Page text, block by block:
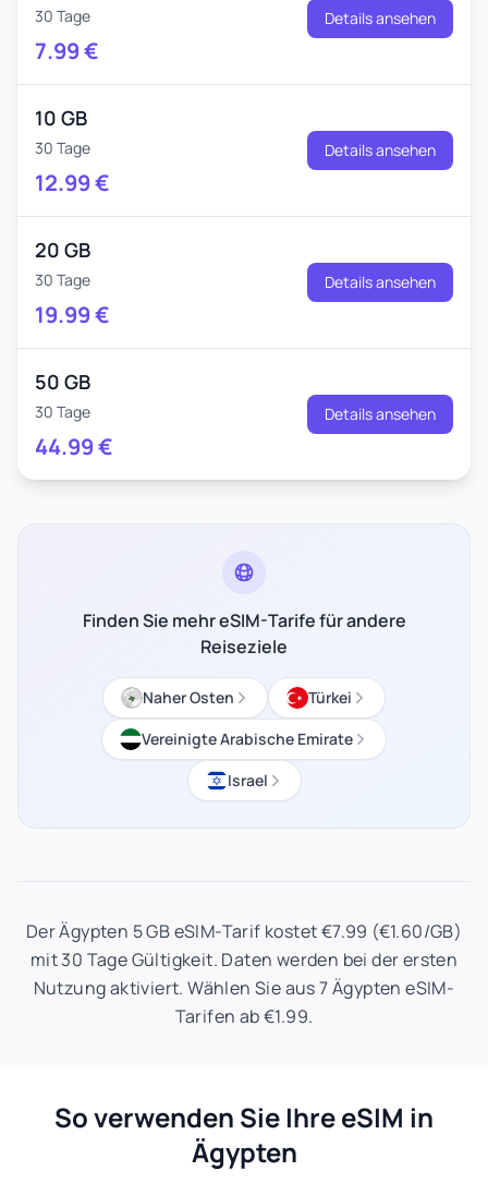
30 Tage
7.99€
Details ansehen
10 GB
30 Tage
12.99€
Details ansehen
20 GB
30 Tage
19.99€
Details ansehen
50 GB
30 Tage
44.99€
Details ansehen
Finden Sie mehr eSIM-Tarife für andere
Reiseziele
Naher Osten
Türkei
Vereinigte Arabische Emirate
Israel
Der Ägypten 5 GB eSIM-Tarif kostet €7.99 (€1.60/GB)
mit 30 Tage Gültigkeit. Daten werden bei der ersten
Nutzung aktiviert. Wählen Sie aus 7 Ägypten eSIM-
Tarifen ab €1.99.
So verwenden Sie Ihre eSIM in
Ägypten